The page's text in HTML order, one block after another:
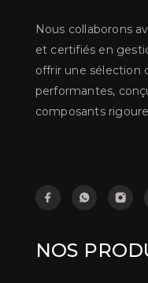
Nous collaborons
et certifiés en
offrir une sélection
performantes,
composants
NOS